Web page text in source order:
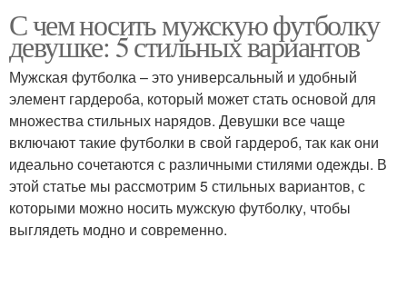
Футболка с леггинсами
Футболка в женском
стиле
Футболка на работу Футболка на свидание
Футболка в спортивном
стиле
С чем носить мужскую футболку
девушке: 5 стильных вариантов
Мужская футболка – это универсальный и удобный
элемент гардероба, который может стать основой для
множества стильных нарядов. Девушки все чаще
включают такие футболки в свой гардероб, так как они
идеально сочетаются с различными стилями одежды. В
этой статье мы рассмотрим 5 стильных вариантов, с
которыми можно носить мужскую футболку, чтобы
выглядеть модно и современно.